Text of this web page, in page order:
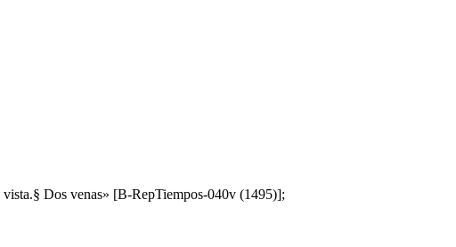
vista.§ Dos venas» [B-RepTiempos-040v (1495)];